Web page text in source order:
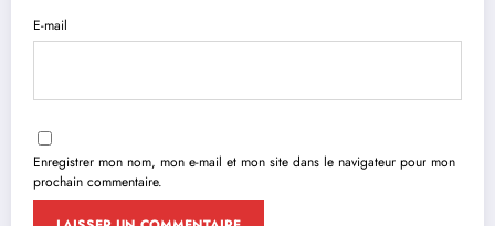
E-mail
Enregistrer mon nom, mon e-mail et mon site dans le navigateur pour mon
prochain commentaire.